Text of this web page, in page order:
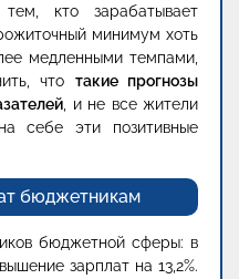
кто зарабатывает
минимум хоть
медленными темпами,
что такие прогнозы
, и не все жители
себе эти позитивные
бюджетникам
бюджетной сферы: в
зарплат на 13,2%.